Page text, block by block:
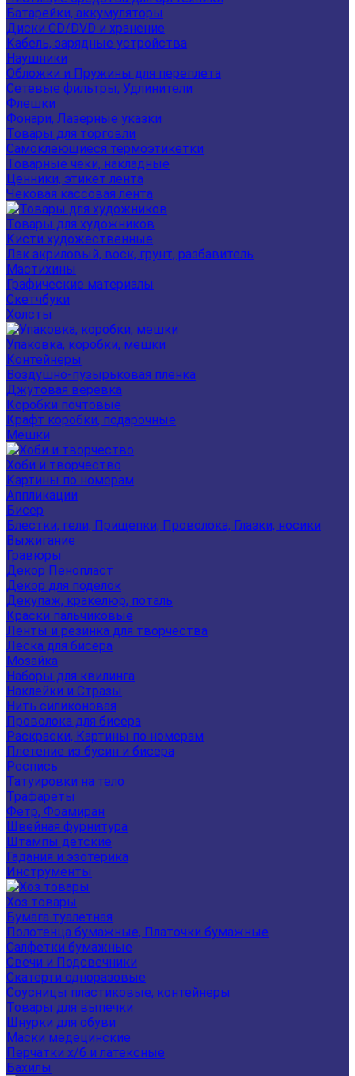
Батарейки, аккумуляторы
Диски CD/DVD и хранение
Кабель, зарядные устройства
Наушники
Обложки и Пружины для переплета
Сетевые фильтры, Удлинители
Флешки
Фонари, Лазерные указки
Товары для торговли
Самоклеющиеся термоэтикетки
Товарные чеки, накладные
Ценники, этикет лента
Чековая кассовая лента
Товары для художников
Кисти художественные
Лак акриловый, воск, грунт, разбавитель
Мастихины
Графические материалы
Скетчбуки
Холсты
Упаковка, коробки, мешки
Контейнеры
Воздушно-пузырьковая плёнка
Джутовая веревка
Коробки почтовые
Крафт коробки, подарочные
Мешки
Хоби и творчество
Картины по номерам
Аппликации
Бисер
Блестки, гели, Прищепки, Проволока, Глазки, носики
Выжигание
Гравюры
Декор Пенопласт
Декор для поделок
Декупаж, кракелюр, поталь
Краски пальчиковые
Ленты и резинка для творчества
Леска для бисера
Мозайка
Наборы для квилинга
Наклейки и Стразы
Нить силиконовая
Проволока для бисера
Раскраски, Картины по номерам
Плетение из бусин и бисера
Роспись
Татуировки на тело
Трафареты
Фетр, Фоамиран
Швейная фурнитура
Штампы детские
Гадания и эзотерика
Инструменты
Хоз товары
Бумага туалетная
Полотенца бумажные, Платочки бумажные
Салфетки бумажные
Свечи и Подсвечники
Скатерти одноразовые
Соусницы пластиковые, контейнеры
Товары для выпечки
Шнурки для обуви
Маски медецинские
Перчатки х/б и латексные
Бахилы